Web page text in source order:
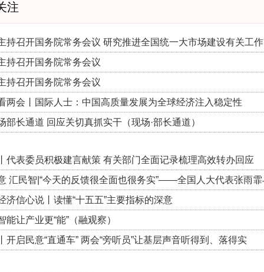
注
持召开国务院常务会议 研究推进全国统一大市场建设有关工
持召开国务院常务会议
持召开国务院常务会议
两会丨国际人士：中国高质量发展为全球经济注入稳定性
部长通道 回应关切真抓实干（现场·部长通道）
代表委员积极建言献策 有关部门全面记录梳理高效转办回应
汇民智|“今天的反馈很全面也很务实”——全国人大代表张雨
济信心说丨读懂“十五五”主要指标的深意
能让产业更“能”（融观察）
开启民意“直通车” 两会“旁听员”让基层声音听得到、落得实